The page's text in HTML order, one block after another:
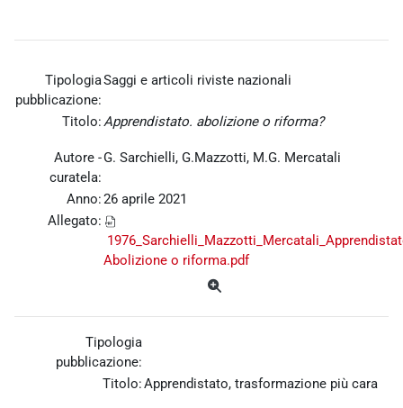
Tipologia
pubblicazione:
Saggi e articoli riviste nazionali
Titolo:Apprendistato. abolizione o riforma?
Autore -
curatela:
G. Sarchielli, G.Mazzotti, M.G. Mercatali
Anno:26 aprile 2021
Allegato:
Abolizione o riforma.pdf
Tipologia
pubblicazione:
Titolo:Apprendistato, trasformazione più cara